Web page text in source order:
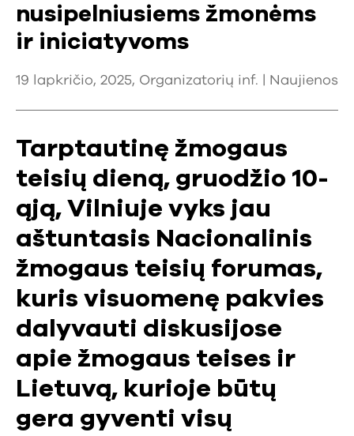
nusipelniusiems žmonėms
ir iniciatyvoms
19 lapkričio, 2025, Organizatorių inf. | Naujienos
Tarptautinę žmogaus
teisių dieną, gruodžio 10-
ąją, Vilniuje vyks jau
aštuntasis Nacionalinis
žmogaus teisių forumas,
kuris visuomenę pakvies
dalyvauti diskusijose
apie žmogaus teises ir
Lietuvą, kurioje būtų
gera gyventi visų